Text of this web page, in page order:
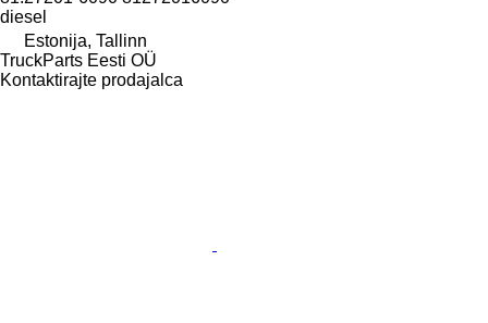
diesel
Estonija, Tallinn
TruckParts Eesti OÜ
Kontaktirajte prodajalca